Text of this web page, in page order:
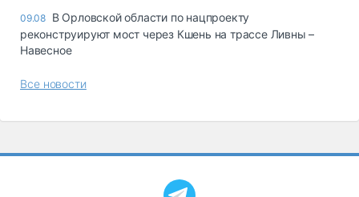
09.08 В Орловской области по нацпроекту
реконструируют мост через Кшень на трассе Ливны –
Навесное
Все новости